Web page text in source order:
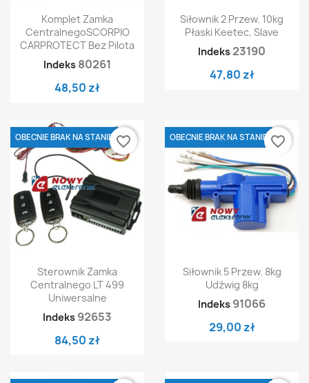
Komplet Zamka
CentralnegoSCORPIO
CARPROTECT Bez Pilota
Indeks 80261
48,50 zł
Siłownik 2 Przew. 10kg
Płaski Keetec, Slave
Indeks 23190
47,80 zł
Sterownik Zamka
Centralnego LT 499
Uniwersalne
Indeks 92653
84,50 zł
OBECNIE BRAK NA STANIE favorite_border
Siłownik 5 Przew. 8kg
Udźwig 8kg
Indeks 91066
29,00 zł
OBECNIE BRAK NA STANIE favorite_border